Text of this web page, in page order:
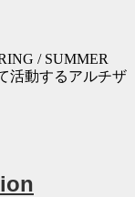
/ SUMMER
活動するアルチザ